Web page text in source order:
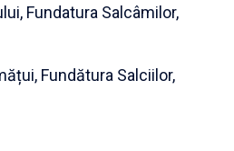
Fundatura Salcâmilor,
Fundătura Salciilor,